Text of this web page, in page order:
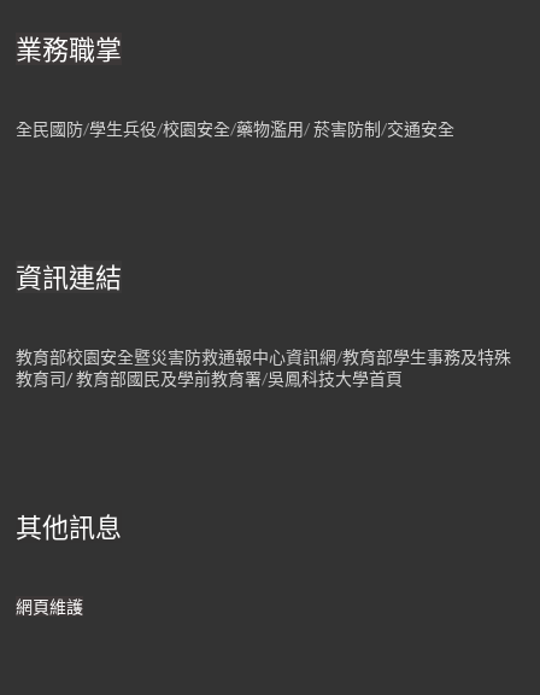
業務職掌
全民國防/學生兵役/校園安全/藥物濫用/菸害防制/交通安全
資訊連結
教育部校園安全暨災害防救通報中心資訊網/教育部學生事務及特殊
教育司/ 教育部國民及學前教育署/吳鳳科技大學首頁
其他訊息
網頁維護